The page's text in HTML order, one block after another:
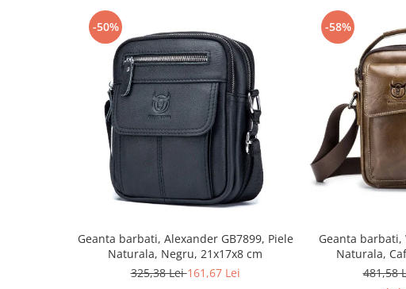
-50%
Geanta barbati, Alexander GB7899, Piele
Naturala, Negru, 21x17x8 cm
325,38 Lei161,67 Lei
-58%
Geanta barbati,
Naturala,
481,58